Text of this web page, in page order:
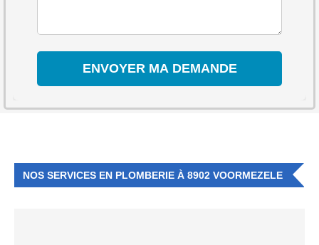
NOS SERVICES EN PLOMBERIE À 8902 VOORMEZELE